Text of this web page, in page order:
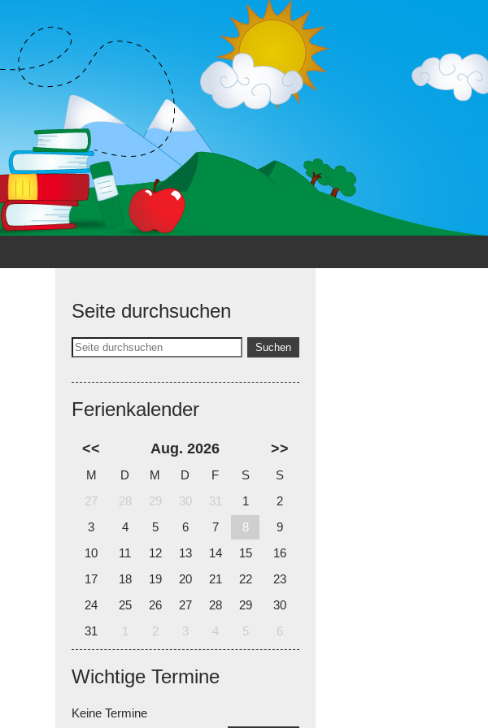
Seite durchsuchen
Ferienkalender
<< Aug. 2026 >>
M D M D F S
S
27
28 29 30 31 1
2
3
4 5 6 7 8
9
10
11 12 13 14 15
16
17
18 19 20 21 22
23
24
25 26 27 28 29
30
31
1 2 3 4 5 6
Wichtige Termine
Keine Termine